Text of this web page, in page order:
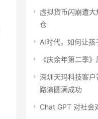
虚拟货币闪崩遭
仓
AI时代，如何让孩
《庆余年第二季
深圳天玛科技客
路演圆满成功
Chat GPT 对社会